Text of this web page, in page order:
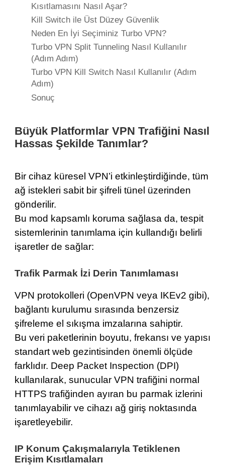
Kısıtlamasını Nasıl Aşar?
Kill Switch ile Üst Düzey Güvenlik
Neden En İyi Seçiminiz Turbo VPN?
Turbo VPN Split Tunneling Nasıl Kullanılır
(Adım Adım)
Turbo VPN Kill Switch Nasıl Kullanılır (Adım
Adım)
Sonuç
Büyük Platformlar VPN Trafiğini Nasıl
Hassas Şekilde Tanımlar?
Bir cihaz küresel VPN’i etkinleştirdiğinde, tüm
ağ istekleri sabit bir şifreli tünel üzerinden
gönderilir.
Bu mod kapsamlı koruma sağlasa da, tespit
sistemlerinin tanımlama için kullandığı belirli
işaretler de sağlar:
Trafik Parmak İzi Derin Tanımlaması
VPN protokolleri (OpenVPN veya IKEv2 gibi),
bağlantı kurulumu sırasında benzersiz
şifreleme el sıkışma imzalarına sahiptir.
Bu veri paketlerinin boyutu, frekansı ve yapısı
standart web gezintisinden önemli ölçüde
farklıdır. Deep Packet Inspection (DPI)
kullanılarak, sunucular VPN trafiğini normal
HTTPS trafiğinden ayıran bu parmak izlerini
tanımlayabilir ve cihazı ağ giriş noktasında
işaretleyebilir.
IP Konum Çakışmalarıyla Tetiklenen
Erişim Kısıtlamaları